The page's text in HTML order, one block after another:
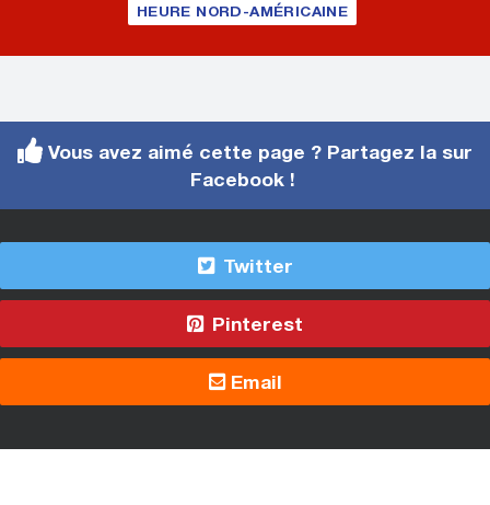
HEURE NORD-AMÉRICAINE
Vous avez aimé cette page ? Partagez la sur
Facebook !
Twitter
Pinterest
Email